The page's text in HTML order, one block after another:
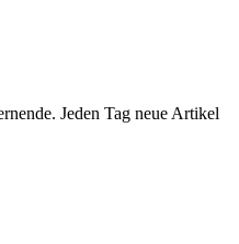
Jeden Tag neue Artikel